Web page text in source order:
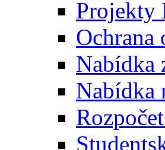
Projekty
Ochrana
Nabídka
Nabídka